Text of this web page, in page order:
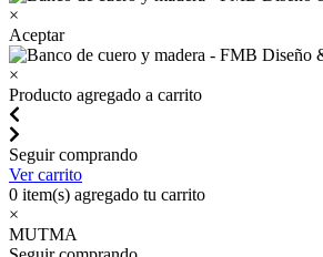
×
Aceptar
×
Producto agregado a carrito
Seguir comprando
Ver carrito
0 item(s) agregado tu carrito
×
MUTMA